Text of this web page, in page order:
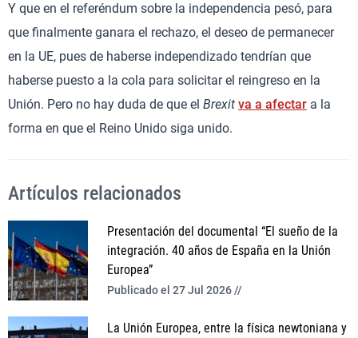
Y que en el referéndum sobre la independencia pesó, para
que finalmente ganara el rechazo, el deseo de permanecer
en la UE, pues de haberse independizado tendrían que
haberse puesto a la cola para solicitar el reingreso en la
Unión. Pero no hay duda de que el Brexit va a afectar a la
forma en que el Reino Unido siga unido.
Artículos relacionados
Presentación del documental “El sueño de la
integración. 40 años de España en la Unión
Europea”
Publicado el 27 Jul 2026 //
La Unión Europea, entre la física newtoniana y